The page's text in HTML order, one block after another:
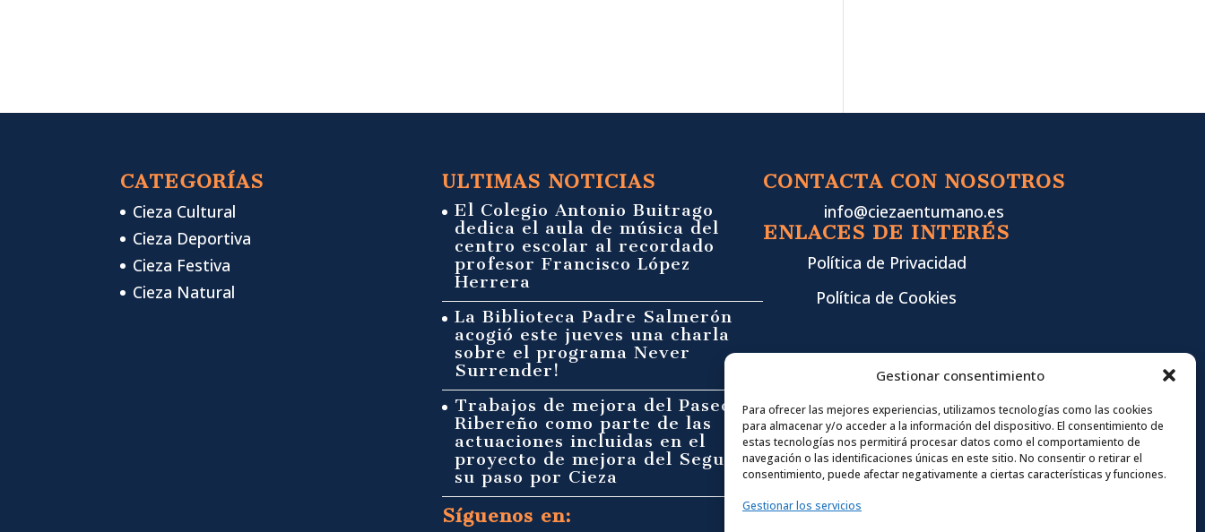
Gestionar consentimiento
Para ofrecer las mejores experiencias, utilizamos tecnologías como las cookies
para almacenar y/o acceder a la información del dispositivo. El consentimiento de
estas tecnologías nos permitirá procesar datos como el comportamiento de
navegación o las identificaciones únicas en este sitio. No consentir o retirar el
consentimiento, puede afectar negativamente a ciertas características y funciones.
Gestionar los servicios
CATEGORÍAS
Cieza Cultural
Cieza Deportiva
Cieza Festiva
Cieza Natural
ULTIMAS NOTICIAS
El Colegio Antonio Buitrago
dedica el aula de música del
centro escolar al recordado
profesor Francisco López
Herrera
La Biblioteca Padre Salmerón
acogió este jueves una charla
sobre el programa Never
Surrender!
Trabajos de mejora del Paseo
Ribereño como parte de las
actuaciones incluidas en el
proyecto de mejora del Segura a
su paso por Cieza
Síguenos en:
CONTACTA CON NOSOTROS
info@ciezaentumano.es
ENLACES DE INTERÉS
Política de Privacidad
Política de Cookies